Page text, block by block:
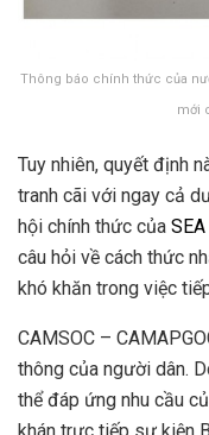
Thông báo chính thức của
mới
Tuy nhiên, quyết định
tranh cãi với ngay cả
hội chính thức của
câu hỏi về cách thức
khó khăn trong việc
CAMSOC –
thông của người dân.
thể đáp ứng nhu cầu